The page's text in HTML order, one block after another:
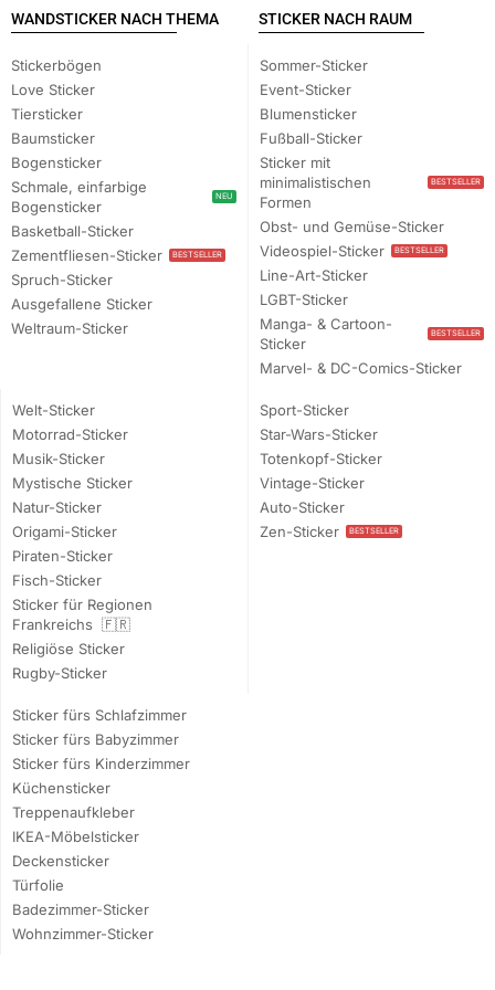
WANDSTICKER NACH THEMA STICKER NACH RAUM
Stickerbögen
Love Sticker
Tiersticker
Baumsticker
Bogensticker
Schmale, einfarbige
Bogensticker
NEU
Basketball-Sticker
Zementfliesen-Sticker
BESTSELLER
Spruch-Sticker
Ausgefallene Sticker
Weltraum-Sticker
Sommer-Sticker
Event-Sticker
Blumensticker
Fußball-Sticker
Sticker mit
minimalistischen
Formen
BESTSELLER
Obst- und Gemüse-Sticker
Videospiel-Sticker
BESTSELLER
Line-Art-Sticker
LGBT-Sticker
Manga- & Cartoon-
Sticker
BESTSELLER
Marvel- & DC-Comics-Sticker
Welt-Sticker
Motorrad-Sticker
Musik-Sticker
Mystische Sticker
Natur-Sticker
Origami-Sticker
Piraten-Sticker
Fisch-Sticker
Sticker für Regionen
Frankreichs 🇫🇷
Religiöse Sticker
Rugby-Sticker
Sport-Sticker
Star-Wars-Sticker
Totenkopf-Sticker
Vintage-Sticker
Auto-Sticker
Zen-Sticker
BESTSELLER
Sticker fürs Schlafzimmer
Sticker fürs Babyzimmer
Sticker fürs Kinderzimmer
Küchensticker
Treppenaufkleber
IKEA-Möbelsticker
Deckensticker
Türfolie
Badezimmer-Sticker
Wohnzimmer-Sticker